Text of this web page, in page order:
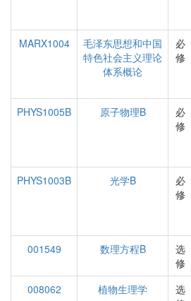
MARX1004
毛泽东思想和中国
特色社会主义理论
体系概论
必
修
PHYS1005B
原子物理B
必
修
PHYS1003B
光学B
必
修
001549
数理方程B
选
修
008062
植物生理学
选